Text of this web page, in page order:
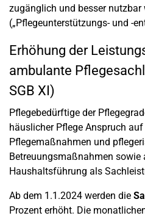
zugänglich und besser nutzbar
(„Pflegeunterstützungs- und -
Erhöhung der
ambulante
SGB XI)
Pflegebedürftige der
häuslicher Pflege Anspruch
Pflegemaßnahmen und
Betreuungsmaßnahmen sowie
Haushaltsführung als
Ab dem 1.1.2024 werden die
Prozent erhöht. Die